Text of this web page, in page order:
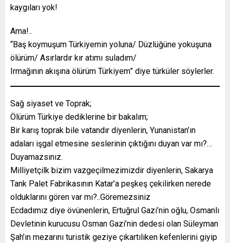
kaygıları yok!
Ama!..
“Baş koymuşum Türkiyemin yoluna/ Düzlüğüne yokuşuna
ölürüm/ Asırlardır kır atımı suladım/
Irmağının akışına ölürüm Türkiyem” diye türküler söylerler.
Sağ siyaset ve Toprak;
Ölürüm Türkiye dediklerine bir bakalım;
Bir karış toprak bile vatandır diyenlerin, Yunanistan’ın
adaları işgal etmesine seslerinin çıktığını duyan var mı?…
Duyamazsınız.
Milliyetçilk bizim vazgeçilmezimizdir diyenlerin, Sakarya
Tank Palet Fabrikasının Katar’a peşkeş çekilirken nerede
olduklarını gören var mı?..Göremezsiniz
Ecdadımız diye övünenlerin, Ertuğrul Gazi’nin oğlu, Osmanlı
Devletinin kurucusu Osman Gazi’nin dedesi olan Süleyman
Şah’ın mezarını turistik geziye çıkartılıken kefenlerini giyip